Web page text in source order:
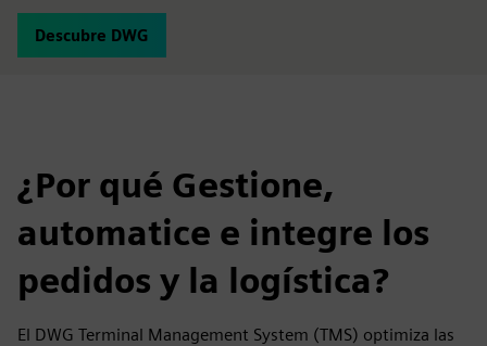
Descubre DWG
¿Por qué Gestione,
automatice e integre los
pedidos y la logística?
El DWG Terminal Management System (TMS) optimiza las